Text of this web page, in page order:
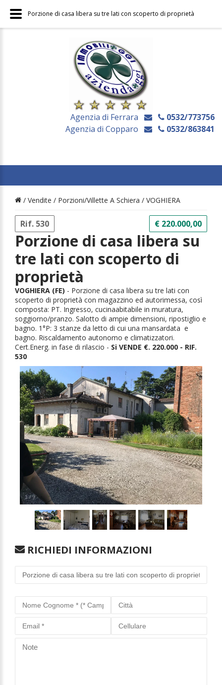
Agenzia di Ferrara
0532/773756
Agenzia di Copparo
0532/863841
/ Vendite / Porzioni/Villette A Schiera / VOGHIERA
Rif. 530 € 220.000,00
Porzione di casa libera su
tre lati con scoperto di
proprietà
VOGHIERA (FE) - Porzione di casa libera su tre lati con
scoperto di proprietà con magazzino ed autorimessa, così
composta: PT. Ingresso, cucinaabitabile in muratura,
soggiorno/pranzo. Salotto di ampie dimensioni, ripostiglio e
bagno. 1°P: 3 stanze da letto di cui una mansardata e
bagno. Riscaldamento autonomo e climatizzatori.
Cert.Energ. in fase di rilascio - Si VENDE €. 220.000 - RIF.
530
1/9
RICHIEDI INFORMAZIONI
Porzione di casa libera su tre lati con scoperto di proprietà